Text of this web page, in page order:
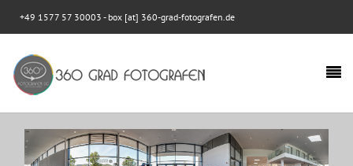
+49 1577 57 30003 - box [at] 360-grad-fotografen.de